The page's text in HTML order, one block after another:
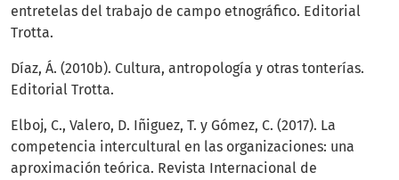
entretelas del trabajo de campo etnográfico. Editorial
Trotta.
Díaz, Á. (2010b). Cultura, antropología y otras tonterías.
Editorial Trotta.
Elboj, C., Valero, D. Iñiguez, T. y Gómez, C. (2017). La
competencia intercultural en las organizaciones: una
aproximación teórica. Revista Internacional de